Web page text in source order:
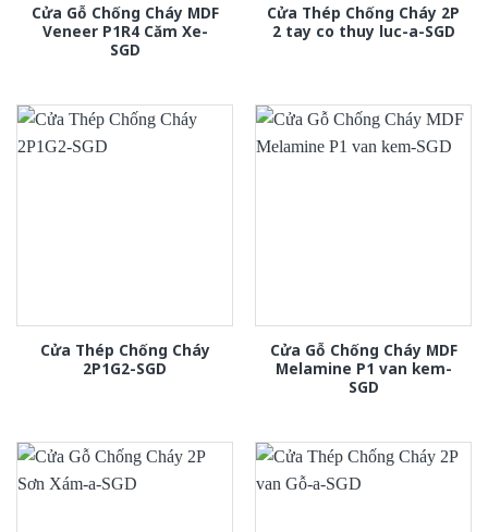
Cửa Gỗ Chống Cháy MDF
Veneer P1R4 Căm Xe-
SGD
Cửa Thép Chống Cháy 2P
2 tay co thuy luc-a-SGD
Cửa Thép Chống Cháy
2P1G2-SGD
Cửa Gỗ Chống Cháy MDF
Melamine P1 van kem-
SGD